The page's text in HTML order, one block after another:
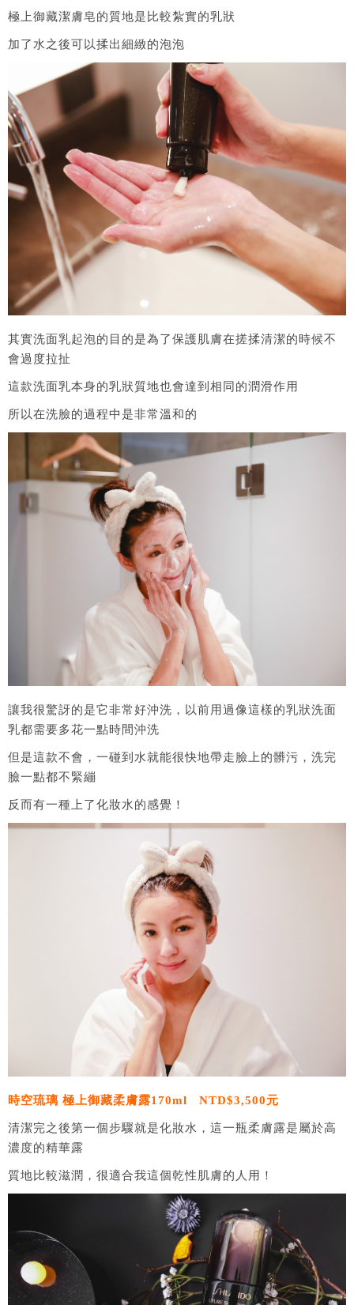
極上御藏潔膚皂的質地是比較紮實的乳狀
加了水之後可以揉出細緻的泡泡
其實洗面乳起泡的目的是為了保護肌膚在搓揉清潔的時候不
會過度拉扯
這款洗面乳本身的乳狀質地也會達到相同的潤滑作用
所以在洗臉的過程中是非常溫和的
讓我很驚訝的是它非常好沖洗，以前用過像這樣的乳狀洗面
乳都需要多花一點時間沖洗
但是這款不會，一碰到水就能很快地帶走臉上的髒污，洗完
臉一點都不緊繃
反而有一種上了化妝水的感覺！
時空琉璃 極上御藏柔膚露170ml NTD$3,500元
清潔完之後第一個步驟就是化妝水，這一瓶柔膚露是屬於高
濃度的精華露
質地比較滋潤，很適合我這個乾性肌膚的人用！